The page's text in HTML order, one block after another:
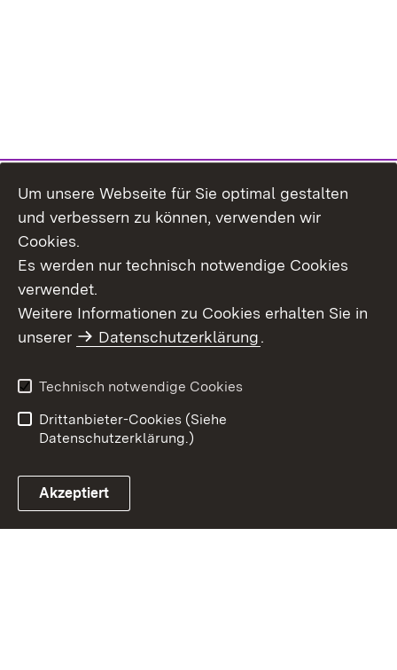
Themenübersicht
Barrierefreiheit
Um unsere Webseite für Sie optimal gestalten
und verbessern zu können, verwenden wir
Cookies.
Es werden nur technisch notwendige Cookies
verwendet.
Weitere Informationen zu Cookies erhalten Sie in
unserer
Datenschutzerklärung.
Technisch notwendige Cookies
Drittanbieter-Cookies (Siehe
Datenschutzerklärung.)
Akzeptiert